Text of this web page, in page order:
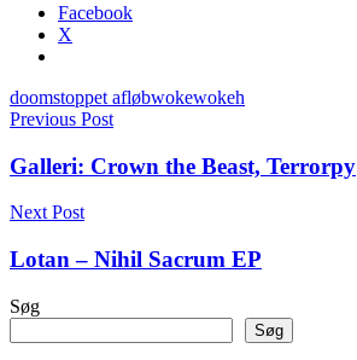
Facebook
X
doomstoppet afløbwokewokeh
Indlægsnavigation
Previous Post
Galleri: Crown the Beast, Terrorpy
Next Post
Lotan – Nihil Sacrum EP
Søg
Søg